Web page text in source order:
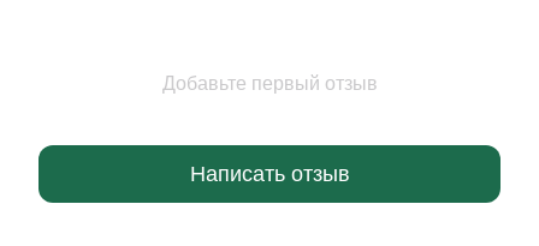
Добавьте первый отзыв
Написать отзыв